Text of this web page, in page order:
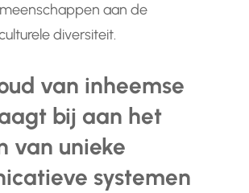
aan de
diversiteit.
van inheemse
bij aan het
van unieke
systemen